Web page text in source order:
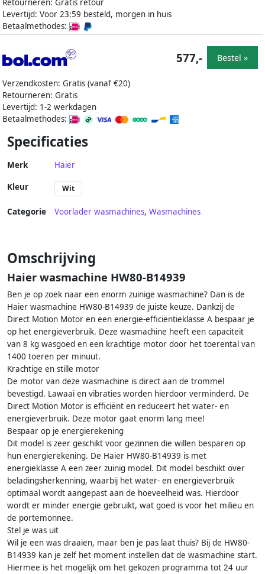
Retourneren: Gratis retour
Levertijd: Voor 23:59 besteld, morgen in huis
Betaalmethodes:
Verzendkosten: Gratis (vanaf €20)
Retourneren: Gratis
Levertijd: 1-2 werkdagen
Betaalmethodes:
577,- Bestel »
Specificaties
Merk Haier
Kleur Wit
Categorie Voorlader wasmachines, Wasmachines
Omschrijving
Haier wasmachine HW80-B14939
Ben je op zoek naar een enorm zuinige wasmachine? Dan is de
Haier wasmachine HW80-B14939 de juiste keuze. Dankzij de
Direct Motion Motor en een energie-efficiëntieklasse A bespaar je
op het energieverbruik. Deze wasmachine heeft een capaciteit
van 8 kg wasgoed en een krachtige motor door het toerental van
1400 toeren per minuut.
Krachtige en stille motor
De motor van deze wasmachine is direct aan de trommel
bevestigd. Lawaai en vibraties worden hierdoor verminderd. De
Direct Motion Motor is efficiënt en reduceert het water- en
energieverbruik. Deze motor gaat enorm lang mee!
Bespaar op je energierekening
Dit model is zeer geschikt voor gezinnen die willen besparen op
hun energierekening. De Haier HW80-B14939 is met
energieklasse A een zeer zuinig model. Dit model beschikt over
beladingsherkenning, waarbij het water- en energieverbruik
optimaal wordt aangepast aan de hoeveelheid was. Hierdoor
wordt er minder energie gebruikt, wat goed is voor het milieu en
de portemonnee.
Stel je was uit
Wil je een was draaien, maar ben je pas laat thuis? Bij de HW80-
B14939 kan je zelf het moment instellen dat de wasmachine start.
Hiermee is het mogelijk om het gekozen programma tot 24 uur